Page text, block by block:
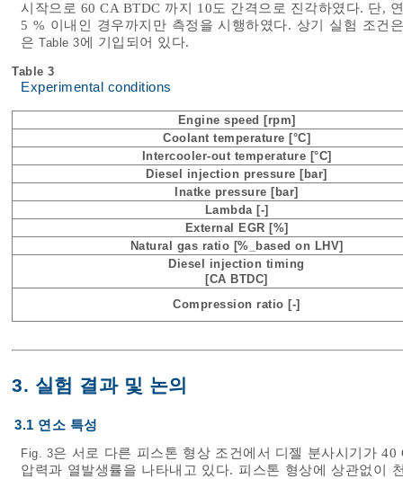
시작으로 60 CA BTDC 까지 10도 간격으로 진각하였다. 단,
5 % 이내인 경우까지만 측정을 시행하였다. 상기 실험 조건
은 Table 3에 기입되어 있다.
Table 3
Experimental conditions
Engine speed [rpm]
Coolant temperature [°C]
Intercooler-out temperature [°C]
Diesel injection pressure [bar]
Inatke pressure [bar]
Lambda [-]
External EGR [%]
Natural gas ratio [%_based on LHV]
Diesel injection timing
[CA BTDC]
Compression ratio [-]
3. 실험 결과 및 논의
3.1 연소 특성
Fig. 3은 서로 다른 피스톤 형상 조건에서 디젤 분사시기가
압력과 열발생률을 나타내고 있다. 피스톤 형상에 상관없이